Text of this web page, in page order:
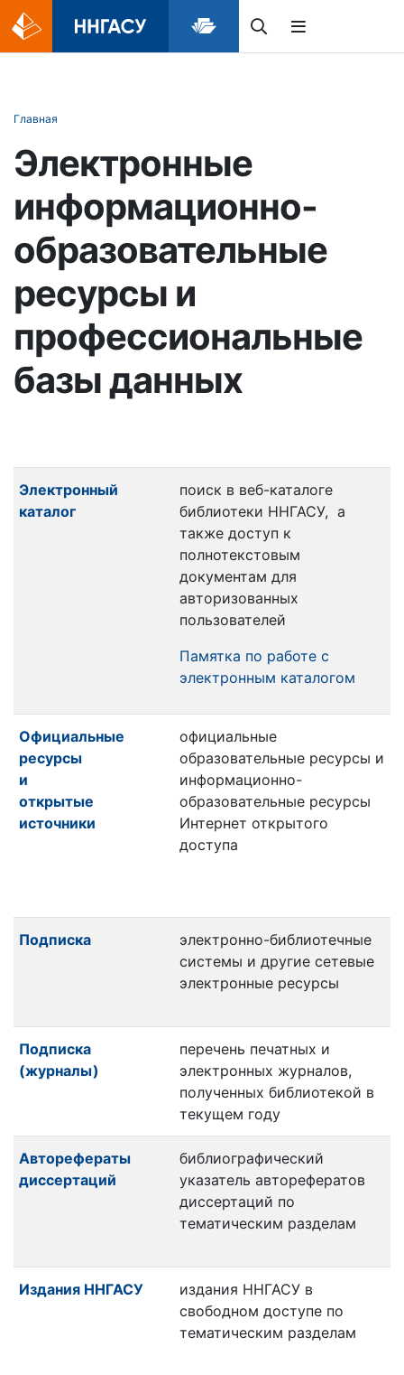
Главная
Электронные
информационно-
образовательные
ресурсы и
профессиональные
базы данных
Электронный
каталог
поиск в веб-каталоге
библиотеки ННГАСУ, а
также доступ к
полнотекстовым
документам для
авторизованных
пользователей
Памятка по работе с
электронным каталогом
Официальные
ресурсы
и
открытые
источники
официальные
образовательные ресурсы и
информационно-
образовательные ресурсы
Интернет открытого
доступа
Подписка
электронно-библиотечные
системы и другие сетевые
электронные ресурсы
Подписка
(журналы)
перечень печатных и
электронных журналов,
полученных библиотекой в
текущем году
Авторефераты
диссертаций
библиографический
указатель авторефератов
диссертаций по
тематическим разделам
Издания ННГАСУ
издания ННГАСУ в
свободном доступе по
тематическим разделам